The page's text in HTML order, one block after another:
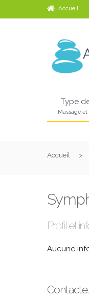
Accueil
Type
Massage
Accueil
Profil et
Aucune